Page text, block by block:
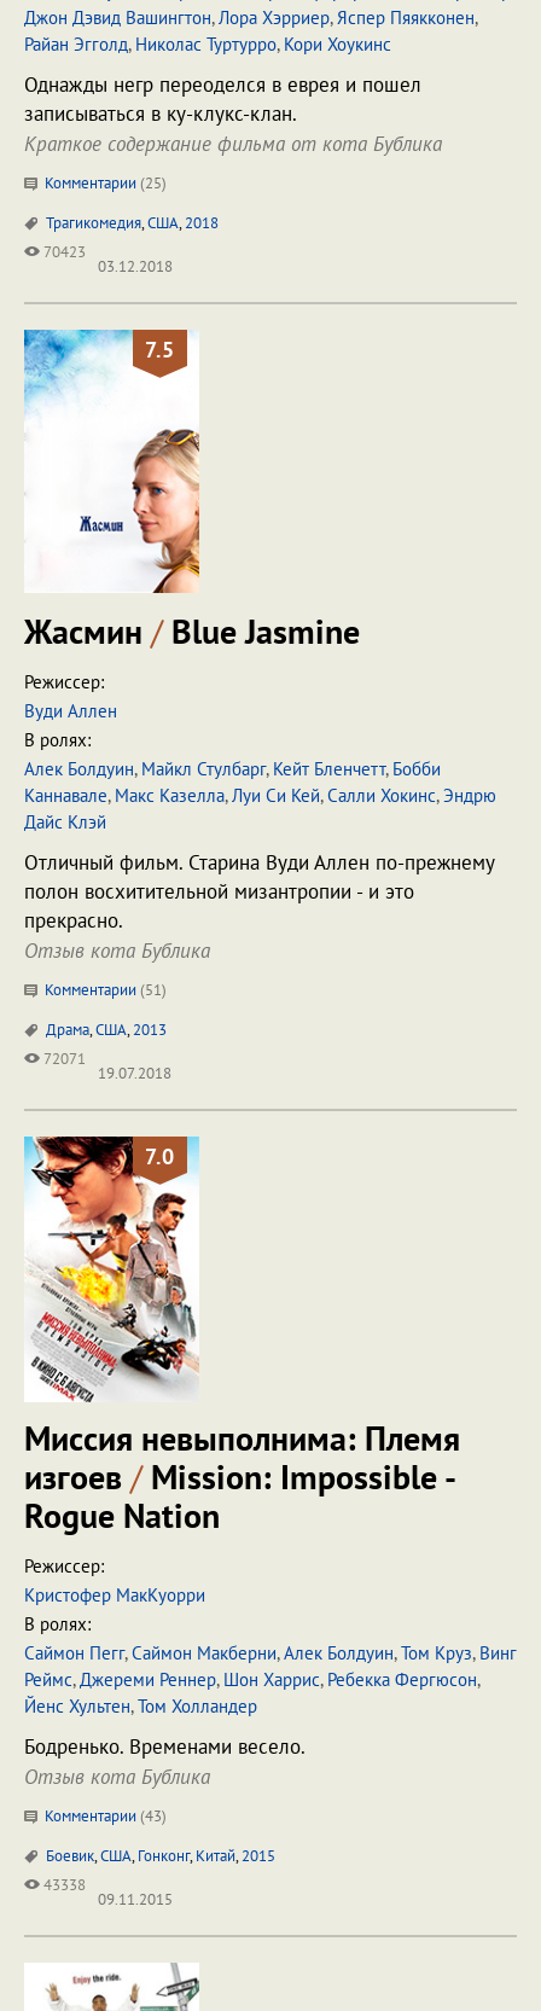
Джон Дэвид Вашингтон,Лора Хэрриер,Яспер Пяякконен,
Райан Эгголд, Николас Туртурро, Кори Хоукинс
Однажды негр переоделся в еврея и пошел
записываться в ку-клукс-клан.
Краткое содержание фильма от кота Бублика
Комментарии (25)
Трагикомедия,США,2018
70423
03.12.2018
7.5
Жасмин /Blue Jasmine
Режиссер:
Вуди Аллен
В ролях:
Алек Болдуин, Майкл Стулбарг, Кейт Бленчетт, Бобби
Каннавале, Макс Казелла,Луи Си Кей,Салли Хокинс,Эндрю
Дайс Клэй
Отличный фильм. Старина Вуди Аллен по-прежнему
полон восхитительной мизантропии - и это
прекрасно.
Отзыв кота Бублика
Комментарии (51)
Драма,США,2013
72071
19.07.2018
7.0
Миссия невыполнима: Племя
изгоев/Mission: Impossible -
Rogue Nation
Режиссер:
Кристофер МакКуорри
В ролях:
Саймон Пегг,Саймон Макберни,Алек Болдуин,Том Круз, Винг
Реймс,Джереми Реннер, Шон Харрис, Ребекка Фергюсон,
Йенс Хультен,Том Холландер
Бодренько. Временами весело.
Отзыв кота Бублика
Комментарии (43)
Боевик,США,Гонконг,Китай,2015
43338
09.11.2015